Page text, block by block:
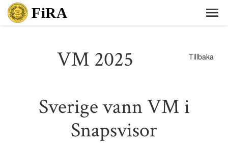
Tillbaka
VM 2025
Sverige vann VM i
Snapsvisor